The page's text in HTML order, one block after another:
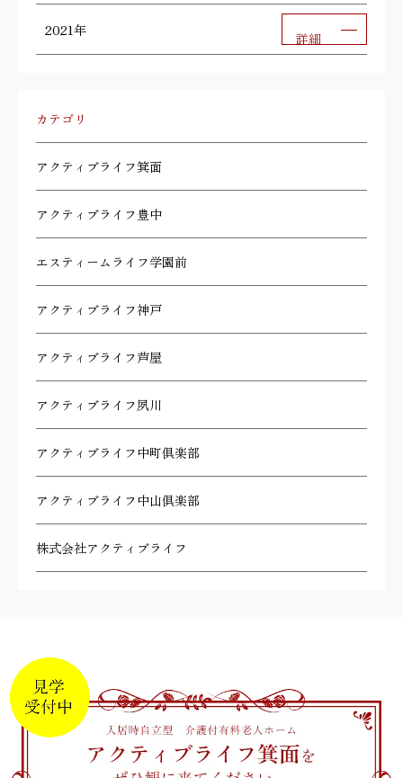
2021年 詳細
カテゴリ
アクティブライフ箕面
アクティブライフ豊中
エスティームライフ学園前
アクティブライフ神戸
アクティブライフ芦屋
アクティブライフ夙川
アクティブライフ中町倶楽部
アクティブライフ中山倶楽部
株式会社アクティブライフ